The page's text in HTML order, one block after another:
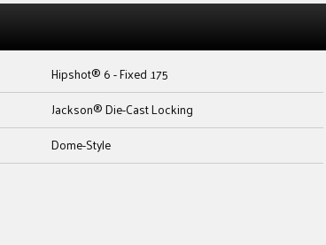
Hipshot® 6 - Fixed .175
Jackson® Die-Cast Locking
Dome-Style